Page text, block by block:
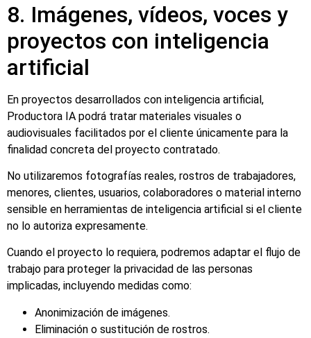
8. Imágenes, vídeos, voces y
proyectos con inteligencia
artificial
En proyectos desarrollados con inteligencia artificial,
Productora IA podrá tratar materiales visuales o
audiovisuales facilitados por el cliente únicamente para la
finalidad concreta del proyecto contratado.
No utilizaremos fotografías reales, rostros de trabajadores,
menores, clientes, usuarios, colaboradores o material interno
sensible en herramientas de inteligencia artificial si el cliente
no lo autoriza expresamente.
Cuando el proyecto lo requiera, podremos adaptar el flujo de
trabajo para proteger la privacidad de las personas
implicadas, incluyendo medidas como:
Anonimización de imágenes.
Eliminación o sustitución de rostros.